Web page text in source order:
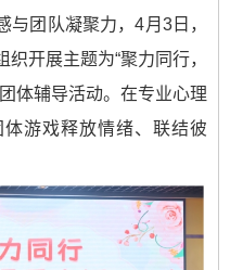
团队凝聚力，4月3日，
开展主题为“聚力同行，
体辅导活动。在专业心理
游戏释放情绪、联结彼